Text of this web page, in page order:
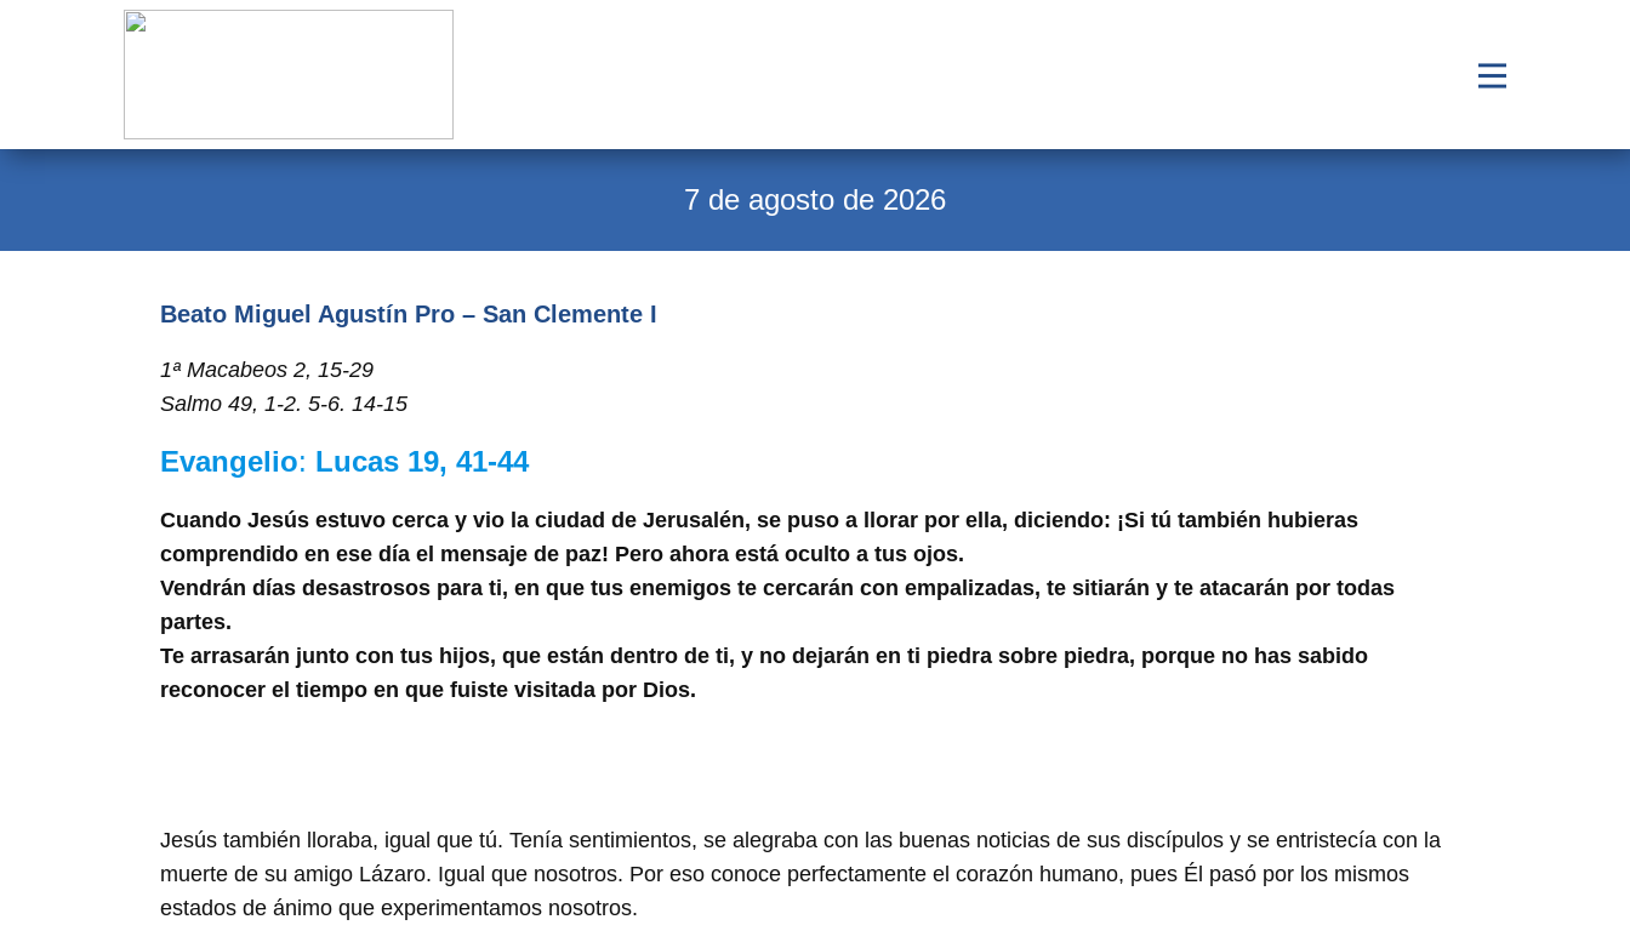
Calendario
Novena
Pastoral Vocacional
7 de agosto de 2026
Beato Miguel Agustín Pro – San Clemente I
1ª Macabeos 2, 15-29
Salmo 49, 1-2. 5-6. 14-15
Evangelio: Lucas 19, 41-44
Cuando Jesús estuvo cerca y vio la ciudad de Jerusalén, se puso a llorar por ella, diciendo: ¡Si tú también hubieras
comprendido en ese día el mensaje de paz! Pero ahora está oculto a tus ojos.
Vendrán días desastrosos para ti, en que tus enemigos te cercarán con empalizadas, te sitiarán y te atacarán por todas
partes.
Te arrasarán junto con tus hijos, que están dentro de ti, y no dejarán en ti piedra sobre piedra, porque no has sabido
reconocer el tiempo en que fuiste visitada por Dios.
Jesús también lloraba, igual que tú. Tenía sentimientos, se alegraba con las buenas noticias de sus discípulos y se entristecía con la
muerte de su amigo Lázaro. Igual que nosotros. Por eso conoce perfectamente el corazón humano, pues Él pasó por los mismos
estados de ánimo que experimentamos nosotros.